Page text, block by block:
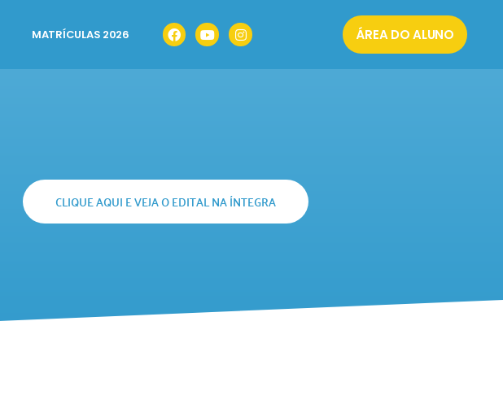
MATRÍCULAS 2026 ÁREA DO ALUNO
CLIQUE AQUI E VEJA O EDITAL NA ÍNTEGRA